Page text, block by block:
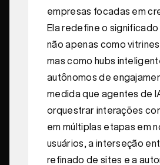
empresas focadas em
Ela redefine o significado
não apenas como vitrines
mas como hubs
autônomos de
medida que agentes de
orquestrar interações
em múltiplas etapas em
usuários, a interseção
refinado de sites e a